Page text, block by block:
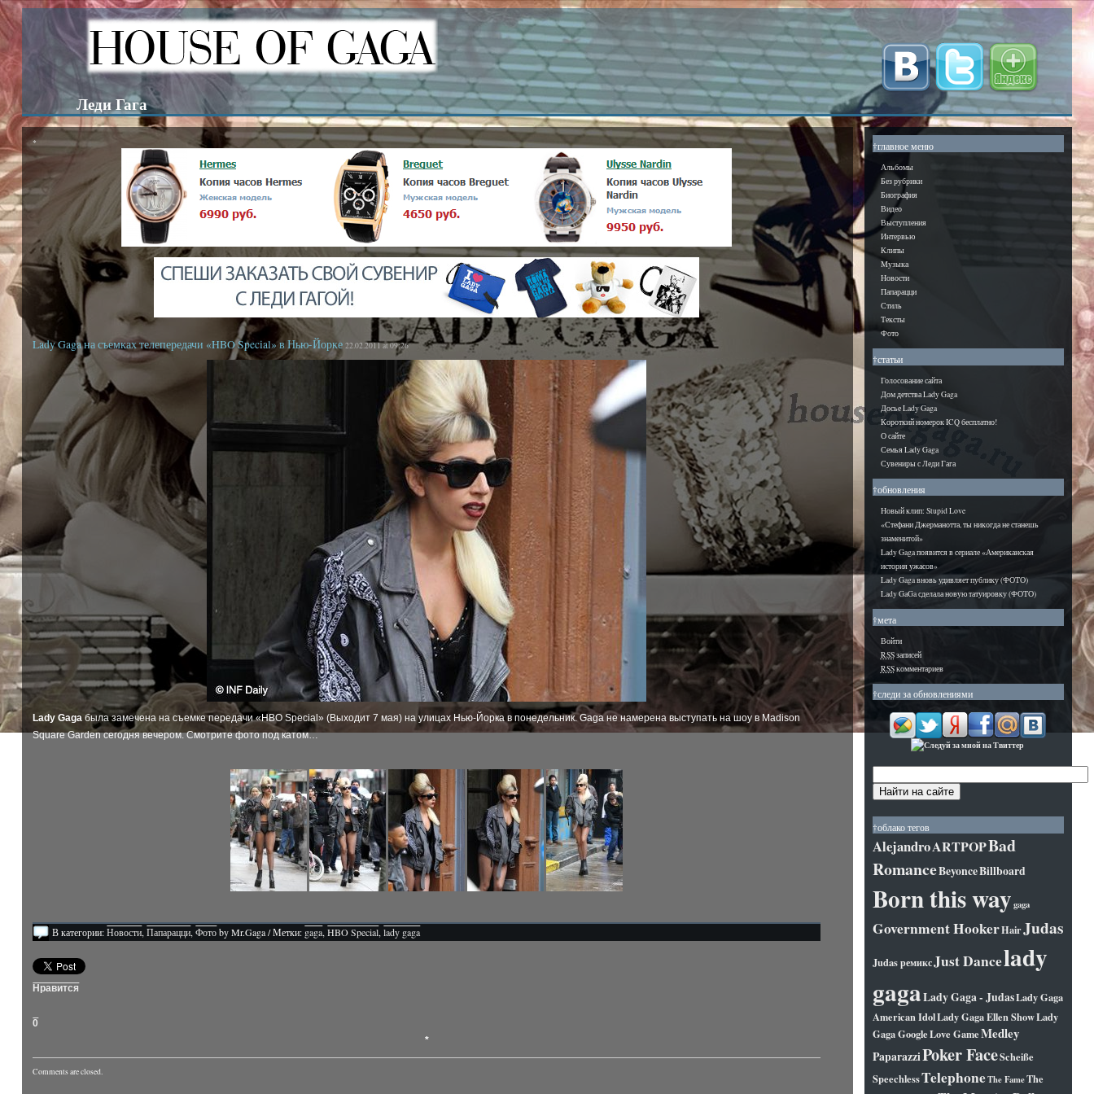
Леди Гага
*
Lady Gaga на съемках телепередачи «HBO Special» в Нью-Йорке 22.02.2011 at 09:26
Lady Gaga была замечена на съемке передачи «HBO Special» (Выходит 7 мая) на улицах Нью-Йорка в понедельник. Gaga не намерена выступать на шоу в Madison
Square Garden сегодня вечером. Смотрите фото под катом…
В категории:Новости,Папарацци,Фотоby Mr.Gaga / Метки: gaga,HBO Special,lady gaga
Нравится
0
*
Comments are closed.
†главное меню
Альбомы
Без рубрики
Биография
Видео
Выступления
Интервью
Клипы
Музыка
Новости
Папарацци
Стиль
Тексты
Фото
†статьи
Голосование сайта
Дом детства Lady Gaga
Досье Lady Gaga
Короткий номерок ICQ бесплатно!
О сайте
Семья Lady Gaga
Сувениры с Леди Гага
†обновления
Новый клип: Stupid Love
«Стефани Джерманотта, ты никогда не станешь
знаменитой»
Lady Gaga появится в сериале «Американская
история ужасов»
Lady Gaga вновь удивляет публику (ФОТО)
Lady GaGa сделала новую татуировку (ФОТО)
†мета
Войти
RSSзаписей
RSSкомментариев
†следи за обновлениями
†облако тегов
AlejandroARTPOPBad
RomanceBeyonceBillboard
Born this waygaga
Government HookerHairJudas
Judas ремиксJust Dancelady
gagaLady Gaga - JudasLady Gaga
American IdolLady Gaga Ellen ShowLady
Gaga GoogleLove GameMedley
PaparazziPoker FaceScheiße
SpeechlessTelephoneThe FameThe